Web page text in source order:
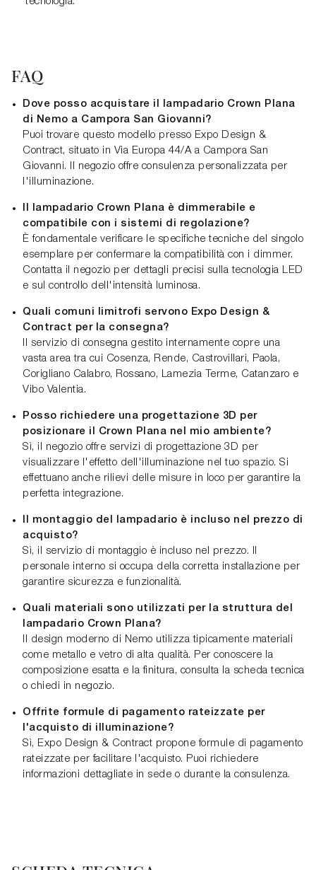
FAQ
Dove posso acquistare il lampadario Crown Plana
di Nemo a Campora San Giovanni?
Puoi trovare questo modello presso Expo Design &
Contract, situato in Via Europa 44/A a Campora San
Giovanni. Il negozio offre consulenza personalizzata per
l'illuminazione.
Il lampadario Crown Plana è dimmerabile e
compatibile con i sistemi di regolazione?
È fondamentale verificare le specifiche tecniche del singolo
esemplare per confermare la compatibilità con i dimmer.
Contatta il negozio per dettagli precisi sulla tecnologia LED
e sul controllo dell'intensità luminosa.
Quali comuni limitrofi servono Expo Design &
Contract per la consegna?
Il servizio di consegna gestito internamente copre una
vasta area tra cui Cosenza, Rende, Castrovillari, Paola,
Corigliano Calabro, Rossano, Lamezia Terme, Catanzaro e
Vibo Valentia.
Posso richiedere una progettazione 3D per
posizionare il Crown Plana nel mio ambiente?
Sì, il negozio offre servizi di progettazione 3D per
visualizzare l'effetto dell'illuminazione nel tuo spazio. Si
effettuano anche rilievi delle misure in loco per garantire la
perfetta integrazione.
Il montaggio del lampadario è incluso nel prezzo di
acquisto?
Sì, il servizio di montaggio è incluso nel prezzo. Il
personale interno si occupa della corretta installazione per
garantire sicurezza e funzionalità.
Quali materiali sono utilizzati per la struttura del
lampadario Crown Plana?
Il design moderno di Nemo utilizza tipicamente materiali
come metallo e vetro di alta qualità. Per conoscere la
composizione esatta e la finitura, consulta la scheda tecnica
o chiedi in negozio.
Offrite formule di pagamento rateizzate per
l'acquisto di illuminazione?
Sì, Expo Design & Contract propone formule di pagamento
rateizzate per facilitare l'acquisto. Puoi richiedere
informazioni dettagliate in sede o durante la consulenza.